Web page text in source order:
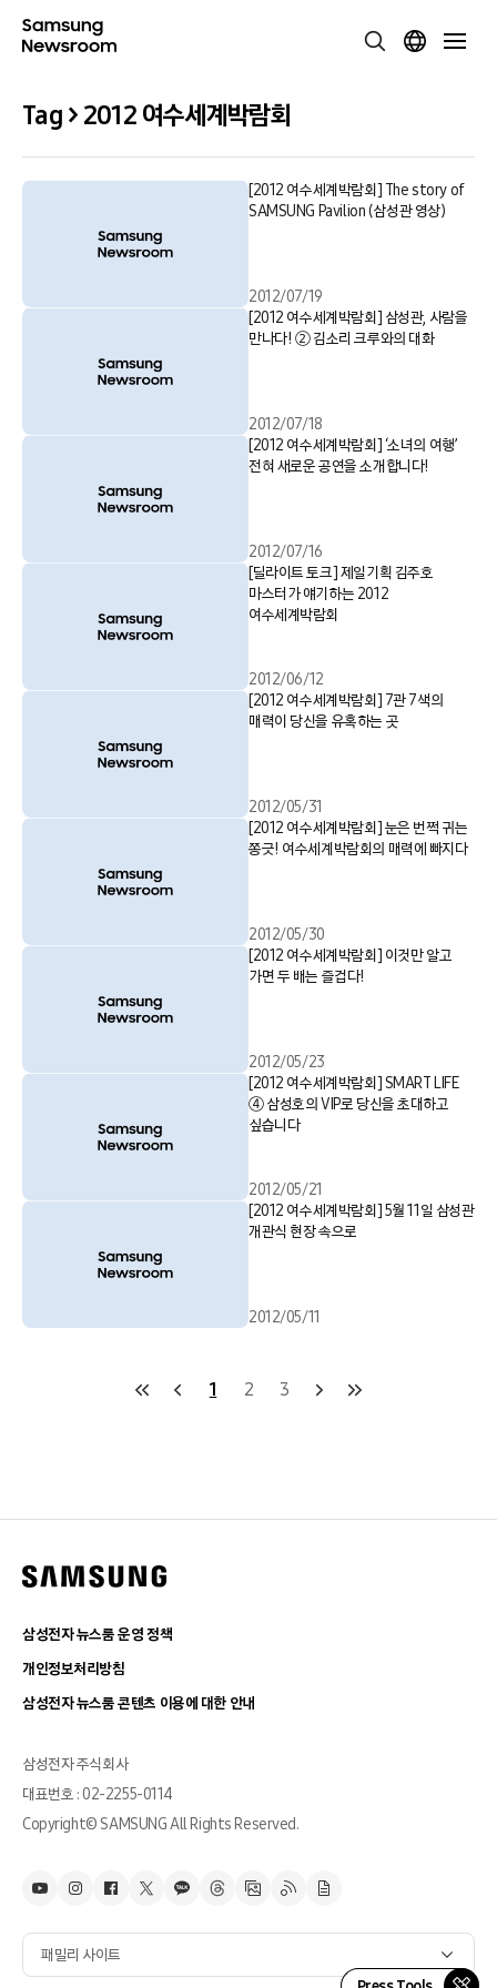
Tag > 2012 여수세계박람회
[2012 여수세계박람회] The story of
SAMSUNG Pavilion (삼성관 영상)
2012/07/19
[2012 여수세계박람회] 삼성관, 사람을
만나다! ② 김소리 크루와의 대화
2012/07/18
[2012 여수세계박람회] ‘소녀의 여행’
전혀 새로운 공연을 소개합니다!
2012/07/16
[딜라이트 토크] 제일기획 김주호
마스터가 얘기하는 2012
여수세계박람회
2012/06/12
[2012 여수세계박람회] 7관 7색의
매력이 당신을 유혹하는 곳
2012/05/31
[2012 여수세계박람회] 눈은 번쩍 귀는
쫑긋! 여수세계박람회의 매력에 빠지다
2012/05/30
[2012 여수세계박람회] 이것만 알고
가면 두 배는 즐겁다!
2012/05/23
[2012 여수세계박람회] SMART LIFE
④ 삼성호의 VIP로 당신을 초대하고
싶습니다
2012/05/21
[2012 여수세계박람회] 5월 11일 삼성관
개관식 현장 속으로
2012/05/11
1 2 3
삼성전자 뉴스룸 운영 정책
개인정보처리방침
삼성전자 뉴스룸 콘텐츠 이용에 대한 안내
삼성전자 주식회사
대표번호 : 02-2255-0114
Copyright© SAMSUNG All Rights Reserved.
패밀리 사이트